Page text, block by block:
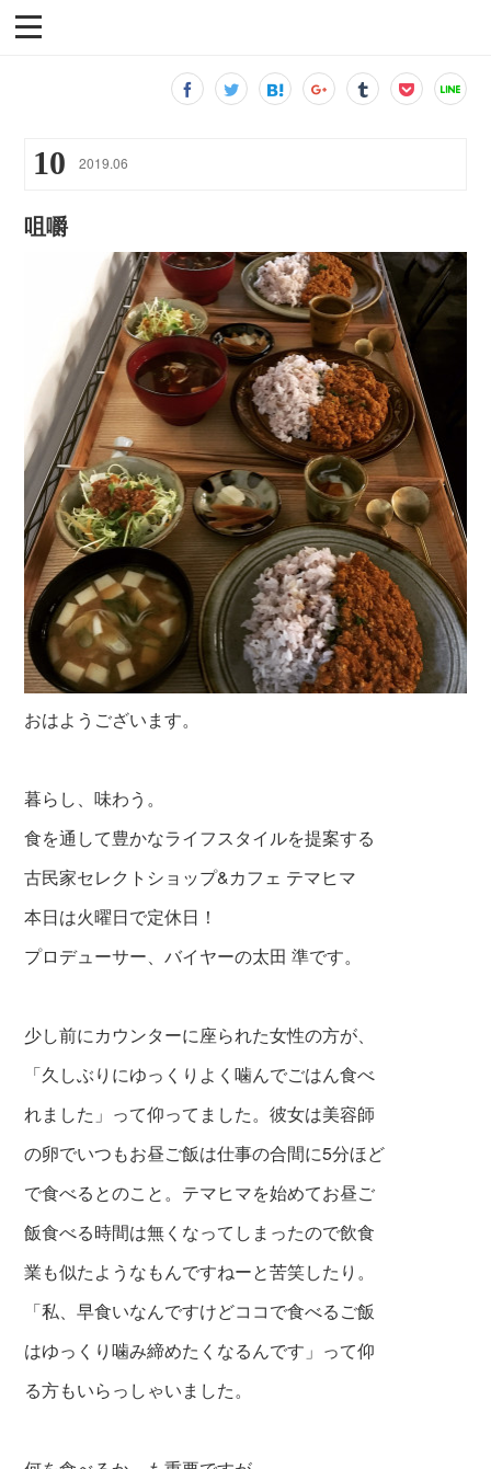
10 2019.06
咀嚼
おはようございます。
暮らし、味わう。
食を通して豊かなライフスタイルを提案する
古民家セレクトショップ&カフェ テマヒマ
本日は火曜日で定休日！
プロデューサー、バイヤーの太田 準です。
少し前にカウンターに座られた女性の方が、
「久しぶりにゆっくりよく噛んでごはん食べ
れました」って仰ってました。彼女は美容師
の卵でいつもお昼ご飯は仕事の合間に5分ほど
で食べるとのこと。テマヒマを始めてお昼ご
飯食べる時間は無くなってしまったので飲食
業も似たようなもんですねーと苦笑したり。
「私、早食いなんですけどココで食べるご飯
はゆっくり噛み締めたくなるんです」って仰
る方もいらっしゃいました。